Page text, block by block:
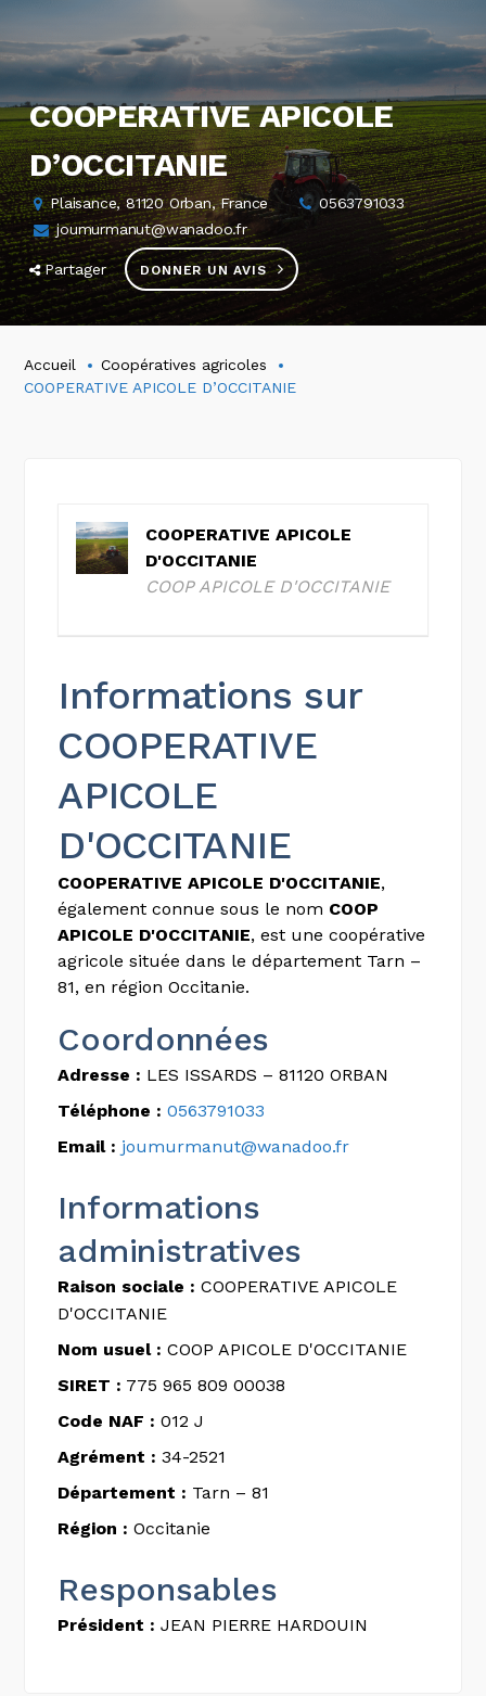
COOPERATIVE APICOLE
D’OCCITANIE
Plaisance, 81120 Orban, France
0563791033
joumurmanut@wanadoo.fr
Partager DONNER UN AVIS
Accueil
Coopératives agricoles
COOPERATIVE APICOLE D’OCCITANIE
COOPERATIVE APICOLE
D'OCCITANIE
COOP APICOLE D'OCCITANIE
Informations sur
COOPERATIVE
APICOLE
D'OCCITANIE
COOPERATIVE APICOLE D'OCCITANIE,
également connue sous le nom COOP
APICOLE D'OCCITANIE, est une coopérative
agricole située dans le département Tarn –
81, en région Occitanie.
Coordonnées
Adresse : LES ISSARDS – 81120 ORBAN
Téléphone : 0563791033
Email : joumurmanut@wanadoo.fr
Informations
administratives
Raison sociale : COOPERATIVE APICOLE
D'OCCITANIE
Nom usuel : COOP APICOLE D'OCCITANIE
SIRET : 775 965 809 00038
Code NAF : 012 J
Agrément : 34-2521
Département : Tarn – 81
Région : Occitanie
Responsables
Président : JEAN PIERRE HARDOUIN